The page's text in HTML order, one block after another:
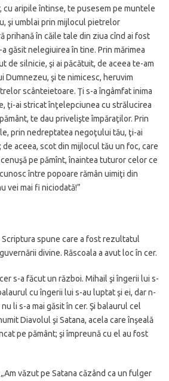
cu aripile întinse, te pusesem pe muntele
şi umblai prin mijlocul pietrelor
prihană în căile tale din ziua cînd ai fost
găsit nelegiuirea în tine. Prin mărimea
de silnicie, şi ai păcătuit, de aceea te-am
Dumnezeu, şi te nimicesc, heruvim
scânteietoare. Ţi s-a îngâmfat inima
ţi-ai stricat înţelepciunea cu strălucirea
te dau privelişte împăraţilor. Prin
prin nedreptatea negoţului tău, ţi-ai
aceea, scot din mijlocul tău un foc, care
pe pămînt, înaintea tuturor celor ce
între popoare rămân uimiţi din
vei mai fi niciodată!”
spune care a fost rezultatul
divine. Răscoala a avut loc în cer.
s-a făcut un război. Mihail şi îngerii lui s-
cu îngerii lui s-au luptat şi ei, dar n-
li s-a mai găsit în cer. Şi balaurul cel
Diavolul şi Satana, acela care înşeală
pe pământ; şi împreună cu el au fost
văzut pe Satana căzând ca un fulger